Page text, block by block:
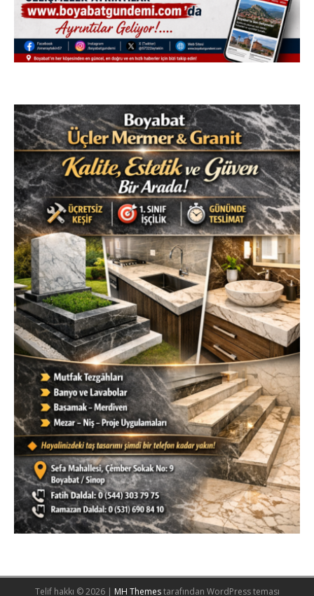
Telif hakkı © 2026 | MH Themestarafından WordPress teması